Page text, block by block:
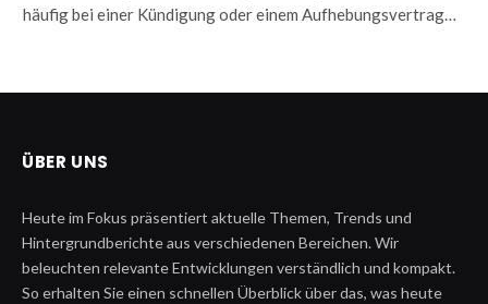
häufig bei einer Kündigung oder einem Aufhebungsvertrag…
ÜBER UNS
Heute im Fokus präsentiert aktuelle Themen, Trends und
Hintergrundberichte aus verschiedenen Bereichen. Wir
beleuchten relevante Entwicklungen verständlich und kompakt.
So erhalten Sie einen schnellen Überblick über das, was heute